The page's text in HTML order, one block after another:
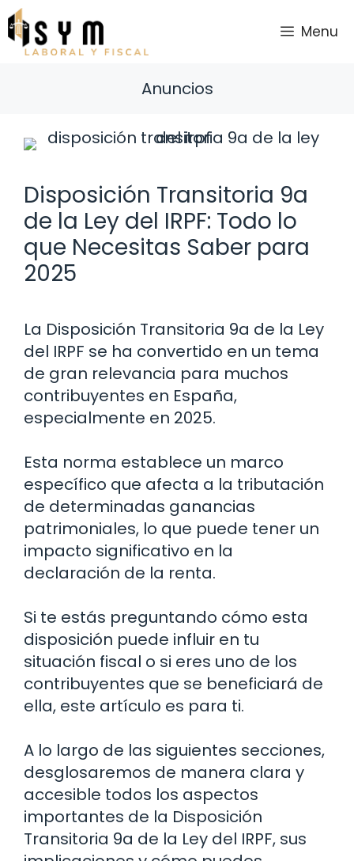
Saltar
al
contenido
Menu
Anuncios
Disposición Transitoria 9a
de la Ley del IRPF: Todo lo
que Necesitas Saber para
2025
La Disposición Transitoria 9a de la Ley
del IRPF se ha convertido en un tema
de gran relevancia para muchos
contribuyentes en España,
especialmente en 2025.
Esta norma establece un marco
específico que afecta a la tributación
de determinadas ganancias
patrimoniales, lo que puede tener un
impacto significativo en la
declaración de la renta.
Si te estás preguntando cómo esta
disposición puede influir en tu
situación fiscal o si eres uno de los
contribuyentes que se beneficiará de
ella, este artículo es para ti.
A lo largo de las siguientes secciones,
desglosaremos de manera clara y
accesible todos los aspectos
importantes de la Disposición
Transitoria 9a de la Ley del IRPF, sus